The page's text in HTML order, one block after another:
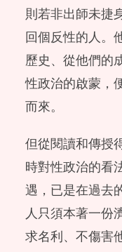
則若非出師未捷
回個反性的人。
歷史、從他們的
性政治的啟蒙，
而來。
但從閱讀和傳授
時對性政治的看
遇，已是在過去
人只須本著一份
求名利、不傷害